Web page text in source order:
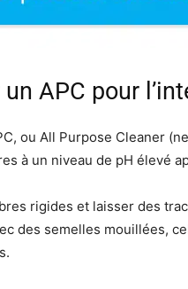
APC pour
ou All Purpose Cleaner
à un niveau de pH élevé
rigides et laisser des
des semelles mouillées,